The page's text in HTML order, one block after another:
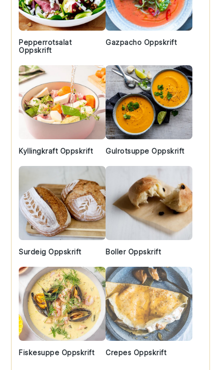
Pepperrotsalat
Oppskrift
Gazpacho Oppskrift
Kyllingkraft Oppskrift Gulrotsuppe Oppskrift
Surdeig Oppskrift Boller Oppskrift
Fiskesuppe Oppskrift Crepes Oppskrift